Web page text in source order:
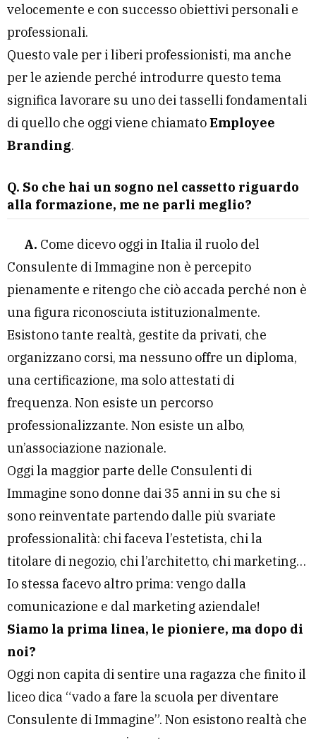
velocemente e con successo obiettivi personali e
professionali.
Questo vale per i liberi professionisti, ma anche
per le aziende perché introdurre questo tema
significa lavorare su uno dei tasselli fondamentali
di quello che oggi viene chiamatoEmployee
Branding.
Q. So che hai un sogno nel cassetto riguardo
alla formazione, me ne parli meglio?
A. Come dicevo oggi in Italia il ruolo del
Consulente di Immagine non è percepito
pienamente e ritengo che ciò accada perché non è
una figura riconosciuta istituzionalmente.
Esistono tante realtà, gestite da privati, che
organizzano corsi, ma nessuno offre un diploma,
una certificazione, ma solo attestati di
frequenza. Non esiste un percorso
professionalizzante. Non esiste un albo,
un’associazione nazionale.
Oggi la maggior parte delle Consulenti di
Immagine sono donne dai 35 anni in su che si
sono reinventate partendo dalle più svariate
professionalità: chi faceva l’estetista, chi la
titolare di negozio, chi l’architetto, chi marketing…
Io stessa facevo altro prima: vengo dalla
comunicazione e dal marketing aziendale!
Siamo la prima linea, le pioniere, ma dopo di
noi?
Oggi non capita di sentire una ragazza che finito il
liceo dica “vado a fare la scuola per diventare
Consulente di Immagine”. Non esistono realtà che